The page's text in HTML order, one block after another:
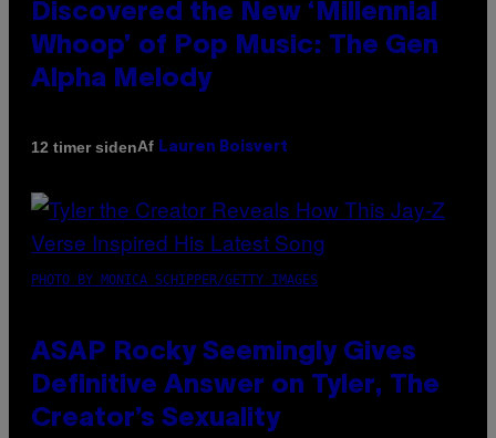
Discovered the New ‘Millennial
Whoop’ of Pop Music: The Gen
Alpha Melody
12 timer sidenAf Lauren Boisvert
PHOTO BY MONICA SCHIPPER/GETTY IMAGES
ASAP Rocky Seemingly Gives
Definitive Answer on Tyler, The
Creator’s Sexuality